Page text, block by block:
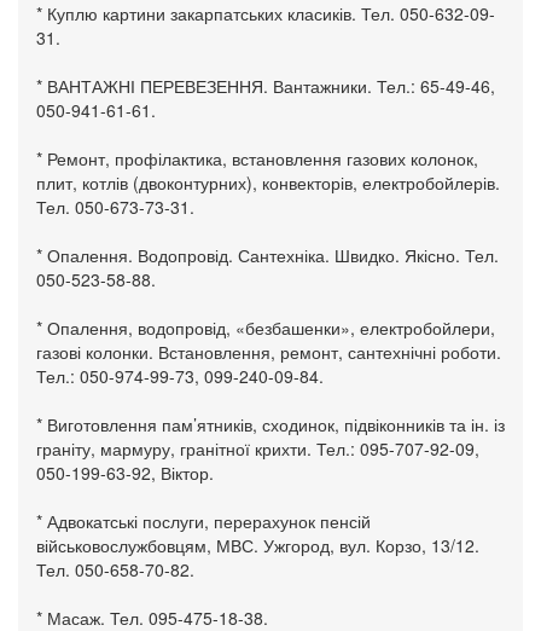
* Куплю картини закарпатських класиків. Тел. 050-632-09-
31.
* ВАНТАЖНІ ПЕРЕВЕЗЕННЯ. Вантажники. Тел.: 65-49-46,
050-941-61-61.
* Ремонт, профілактика, встановлення газових колонок,
плит, котлів (двоконтурних), конвекторів, електробойлерів.
Тел. 050-673-73-31.
* Опалення. Водопровід. Сантехніка. Швидко. Якісно. Тел.
050-523-58-88.
* Опалення, водопровід, «безбашенки», електробойлери,
газові колонки. Встановлення, ремонт, сантехнічні роботи.
Тел.: 050-974-99-73, 099-240-09-84.
* Виготовлення пам’ятників, сходинок, підвіконників та ін. із
граніту, мармуру, гранітної крихти. Тел.: 095-707-92-09,
050-199-63-92, Віктор.
* Адвокатські послуги, перерахунок пенсій
військовослужбовцям, МВС. Ужгород, вул. Корзо, 13/12.
Тел. 050-658-70-82.
* Масаж. Тел. 095-475-18-38.